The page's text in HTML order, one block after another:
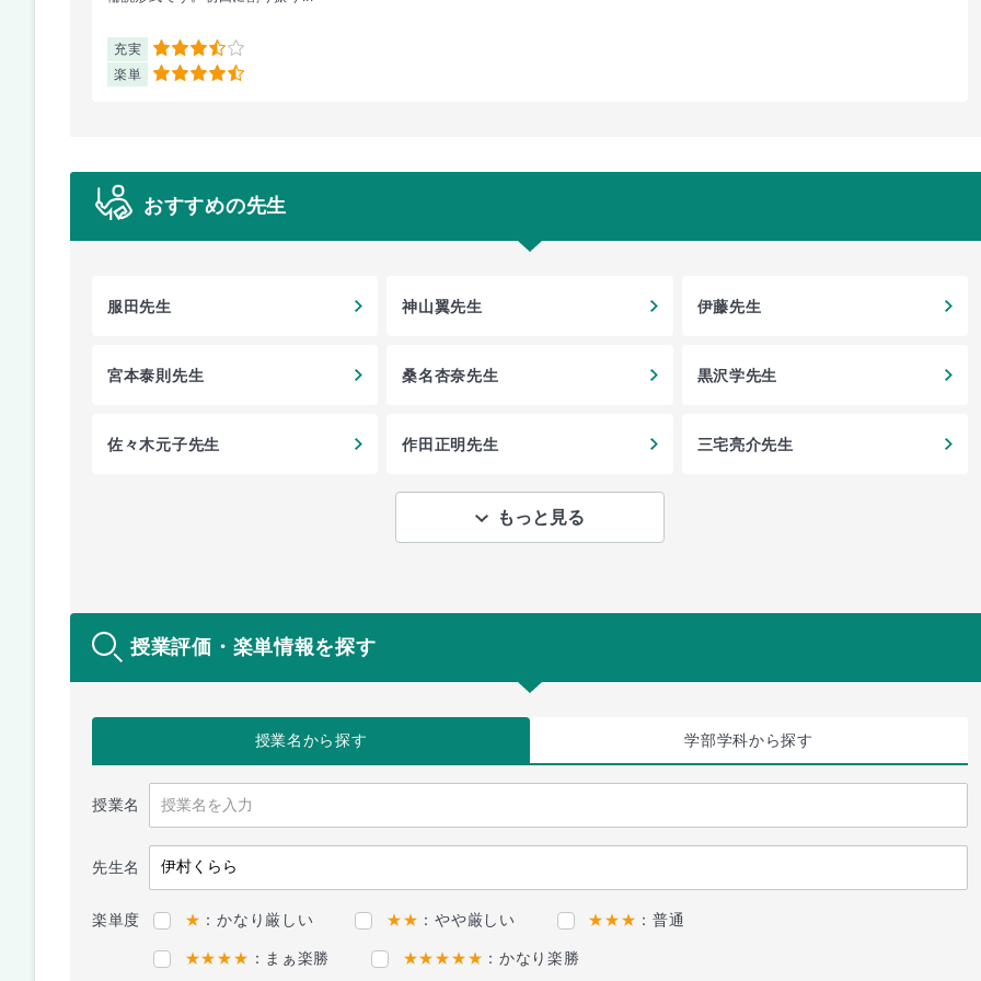
充実 3.5
楽単 4.5
おすすめの先生
服田先生 神山翼先生 伊藤先生
宮本泰則先生 桑名杏奈先生 黒沢学先生
佐々木元子先生 作田正明先生 三宅亮介先生
もっと見る
授業評価・楽単情報を探す
授業名から探す 学部学科から探す
授業名
先生名
楽単度 ★ ：かなり厳しい ★★ ：やや厳しい ★★★ ：普通
★★★★ ：まぁ楽勝 ★★★★★ ：かなり楽勝